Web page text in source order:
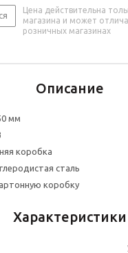
Цена действительна
магазина и может
розничных магазинах
Описание
мм
коробка
сталь
коробку
Характеристики